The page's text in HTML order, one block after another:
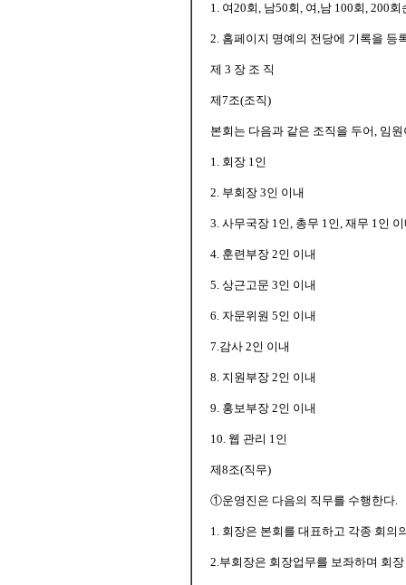
1. 여20회, 남50회, 여,남 100회, 200
2. 홈페이지 명예의 전당에 기록을 등
제 3 장 조 직
제7조(조직)
본회는 다음과 같은 조직을 두어, 임
1. 회장 1인
2. 부회장 3인 이내
3. 사무국장 1인, 총무 1인, 재무 1인
4. 훈련부장 2인 이내
5. 상근고문 3인 이내
6. 자문위원 5인 이내
7.감사 2인 이내
8. 지원부장 2인 이내
9. 홍보부장 2인 이내
10. 웹 관리 1인
제8조(직무)
①운영진은 다음의 직무를 수행한다.
1. 회장은 본회를 대표하고 각종 회의
2.부회장은 회장업무를 보좌하며 회